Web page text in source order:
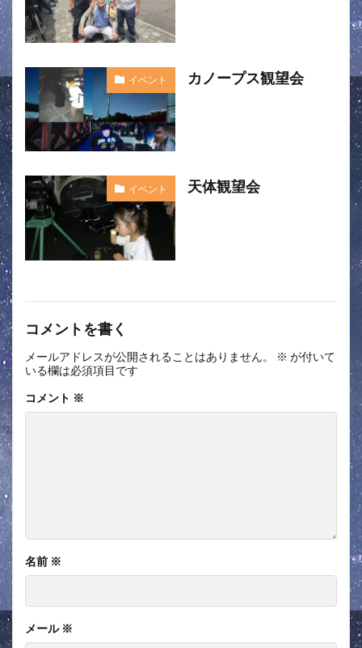
イベント カノープス観望会
イベント 天体観望会
コメントを書く
メールアドレスが公開されることはありません。 ※ が付いて
いる欄は必須項目です
コメント ※
名前 ※
メール ※